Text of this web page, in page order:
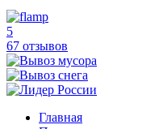
5
67 отзывов
Главная